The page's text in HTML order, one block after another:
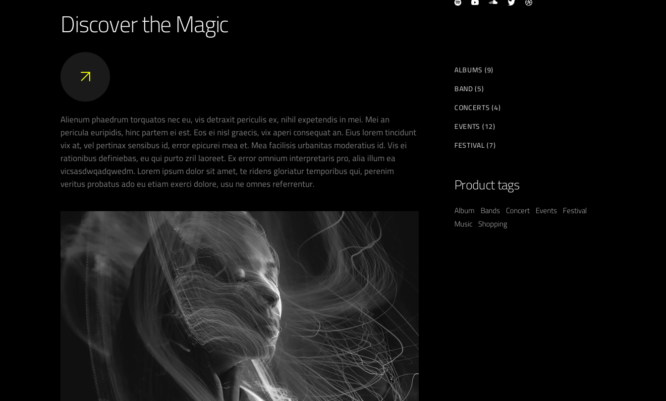
Discover the Magic
Alienum phaedrum torquatos nec eu, vis detraxit periculis ex, nihil expetendis in mei. Mei an
pericula euripidis, hinc partem ei est. Eos ei nisl graecis, vix aperi consequat an. Eius lorem tincidunt
vix at, vel pertinax sensibus id, error epicurei mea et. Mea facilisis urbanitas moderatius id. Vis ei
rationibus definiebas, eu qui purto zril laoreet. Ex error omnium interpretaris pro, alia illum ea
vicsasdwqadqwedm. Lorem ipsum dolor sit amet, te ridens gloriatur temporibus qui, perenim
veritus probatus ado eu etiam exerci dolore, usu ne omnes referrentur.
ALBUMS 9
BAND 5
CONCERTS 4
EVENTS 12
FESTIVAL 7
Product tags
Album Bands Concert Events Festival
Music Shopping